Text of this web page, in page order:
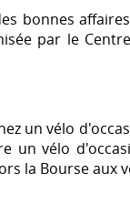
bonnes
par le
un vélo
un vélo
la Bourse aux